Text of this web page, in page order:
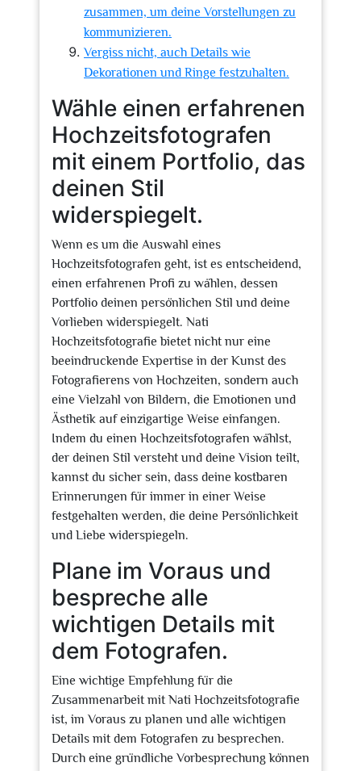
zusammen, um deine Vorstellungen zu
kommunizieren.
Vergiss nicht, auch Details wie
Dekorationen und Ringe festzuhalten.
Wähle einen erfahrenen
Hochzeitsfotografen
mit einem Portfolio, das
deinen Stil
widerspiegelt.
Wenn es um die Auswahl eines
Hochzeitsfotografen geht, ist es entscheidend,
einen erfahrenen Profi zu wählen, dessen
Portfolio deinen persönlichen Stil und deine
Vorlieben widerspiegelt. Nati
Hochzeitsfotografie bietet nicht nur eine
beeindruckende Expertise in der Kunst des
Fotografierens von Hochzeiten, sondern auch
eine Vielzahl von Bildern, die Emotionen und
Ästhetik auf einzigartige Weise einfangen.
Indem du einen Hochzeitsfotografen wählst,
der deinen Stil versteht und deine Vision teilt,
kannst du sicher sein, dass deine kostbaren
Erinnerungen für immer in einer Weise
festgehalten werden, die deine Persönlichkeit
und Liebe widerspiegeln.
Plane im Voraus und
bespreche alle
wichtigen Details mit
dem Fotografen.
Eine wichtige Empfehlung für die
Zusammenarbeit mit Nati Hochzeitsfotografie
ist, im Voraus zu planen und alle wichtigen
Details mit dem Fotografen zu besprechen.
Durch eine gründliche Vorbesprechung können